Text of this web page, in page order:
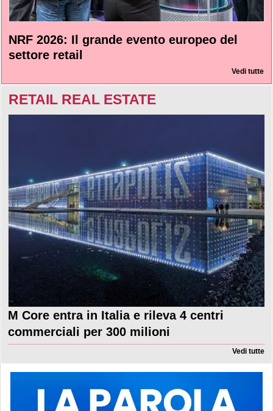
NRF 2026: Il grande evento europeo del
settore retail
Vedi tutte
RETAIL REAL ESTATE
M Core entra in Italia e rileva 4 centri
commerciali per 300 milioni
Vedi tutte